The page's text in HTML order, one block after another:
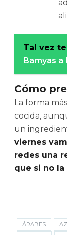
Tal vez
Bamyas a
Cómo
La forma
cocida,
un
viernes
redes una
que si no la
ÁRABES